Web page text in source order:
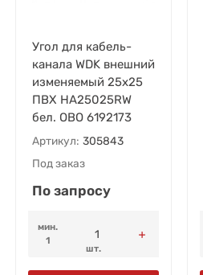
Угол для кабель-
канала WDK внешний
изменяемый 25х25
ПВХ HA25025RW
бел. OBO 6192173
Артикул: 305843
Под заказ
По запросу
мин.
1
шт.